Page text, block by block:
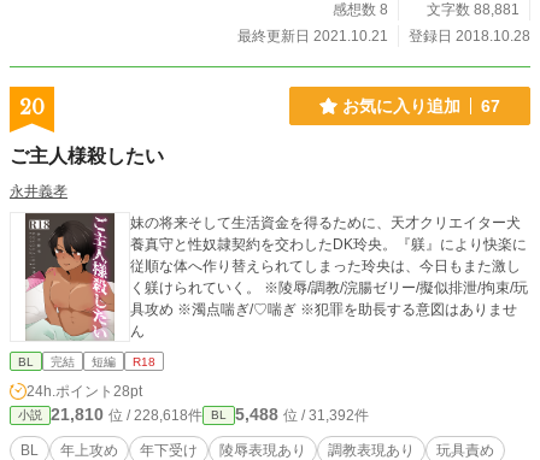
感想数 8
文字数 88,881
最終更新日 2021.10.21
登録日 2018.10.28
20 お気に入り追加 67
ご主人様殺したい
永井義孝
妹の将来そして生活資金を得るために、天才クリエイター犬
養真守と性奴隷契約を交わしたDK玲央。『躾』により快楽に
従順な体へ作り替えられてしまった玲央は、今日もまた激し
く躾けられていく。 ※陵辱/調教/浣腸ゼリー/擬似排泄/拘束/玩
具攻め ※濁点喘ぎ/♡喘ぎ ※犯罪を助長する意図はありませ
ん
BL 完結 短編 R18
24h.ポイント 28pt
小説 21,810 位 / 228,618件 BL 5,488 位 / 31,392件
BL 年上攻め 年下受け 陵辱表現あり 調教表現あり 玩具責め